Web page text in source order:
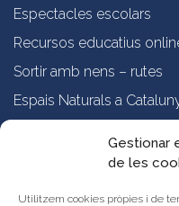
Gestionar
de les
Utilitzem cookies pròpies i de
Espectacles escolars
Recursos educatius
Sortir amb nens – rutes
Espais Naturals a
Qui som?